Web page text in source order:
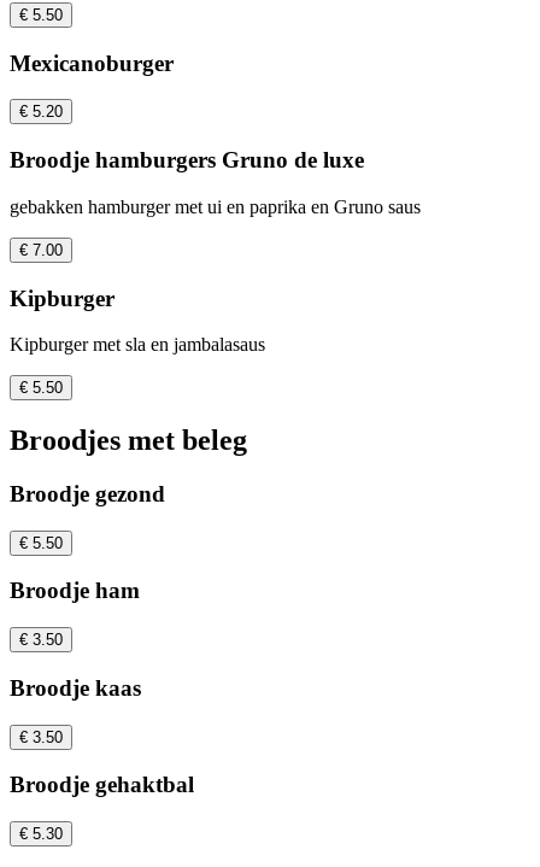
€ 5.50
Mexicanoburger
€ 5.20
Broodje hamburgers Gruno de luxe
gebakken hamburger met ui en paprika en Gruno saus
€ 7.00
Kipburger
Kipburger met sla en jambalasaus
€ 5.50
Broodjes met beleg
Broodje gezond
€ 5.50
Broodje ham
€ 3.50
Broodje kaas
€ 3.50
Broodje gehaktbal
€ 5.30